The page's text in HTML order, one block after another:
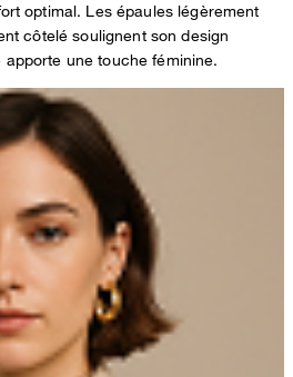
optimal. Les épaules légèrement
côtelé soulignent son design
une touche féminine.